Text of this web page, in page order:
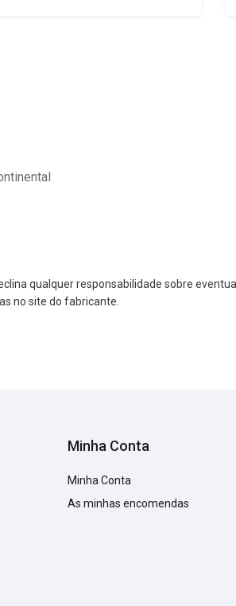
qualquer responsabilidade sobre
no site do fabricante.
Minha Conta
Minha Conta
As minhas encomendas